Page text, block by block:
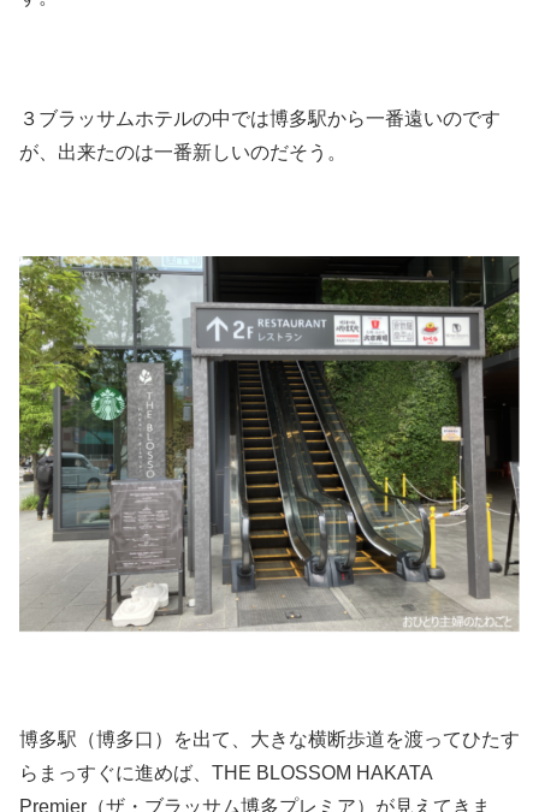
３ブラッサムホテルの中では博多駅から一番遠いのです
が、出来たのは一番新しいのだそう。
博多駅（博多口）を出て、大きな横断歩道を渡ってひたす
らまっすぐに進めば、THE BLOSSOM HAKATA
Premier（ザ・ブラッサム博多プレミア）が見えてきま